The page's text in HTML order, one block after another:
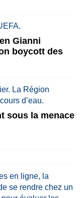
Gianni
boycott des
sous la menace